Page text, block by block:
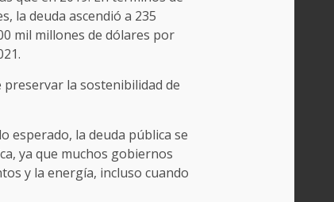
la deuda ascendió a 235
mil millones de dólares por
la sostenibilidad de
esperado, la deuda pública se
ya que muchos gobiernos
y la energía, incluso cuando